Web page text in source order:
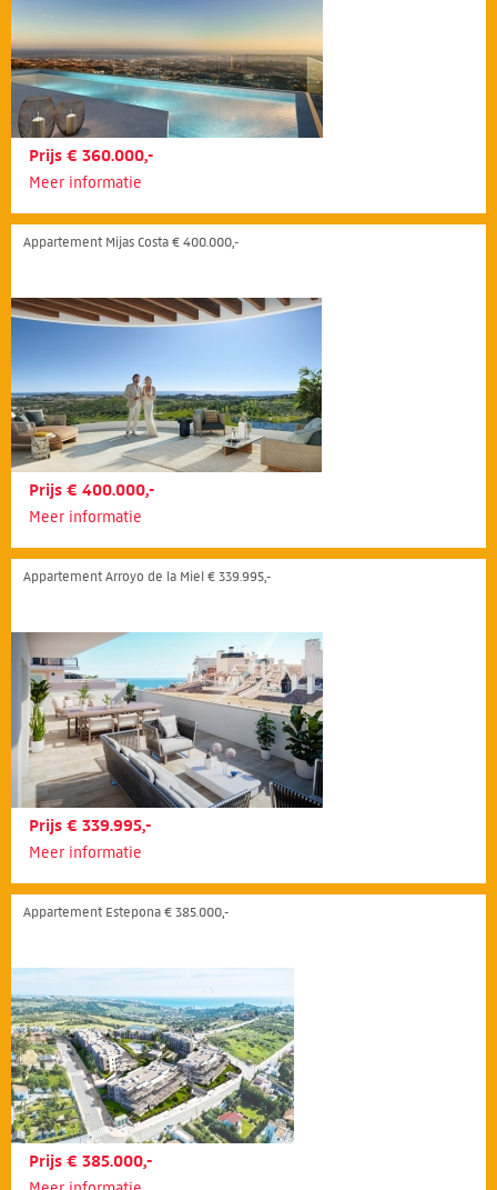
Prijs € 360.000,-
Meer informatie
Appartement Mijas Costa € 400.000,-
Prijs € 400.000,-
Meer informatie
Appartement Arroyo de la Miel € 339.995,-
Prijs € 339.995,-
Meer informatie
Appartement Estepona € 385.000,-
Prijs € 385.000,-